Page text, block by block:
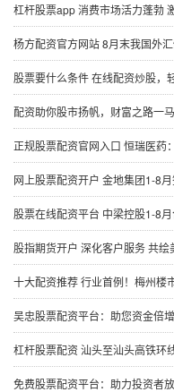
杠杆股票app 消费市场活力蓬勃
杨方配资官方网站 8月末我国外汇储备
股票要什么条件 在线配资炒股，
配资助你股市扬帆，财富之路一
正规股票配资官网入口 恒瑞医药：子公司
网上股票配资开户 金地集团1-8
股票在线配资平台 中梁控股1-8
股指期货开户 深化客户服务 共绘美好蓝图
十大配资推荐 行业首例！梅州楼
吴忠股票配资平台：助您资金倍
杠杆股票配资 汕头至汕头高铁环
免费股票配资平台：助力投资者